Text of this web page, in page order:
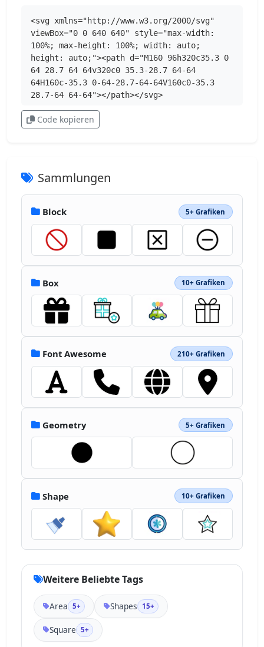
<svg xmlns="http://www.w3.org/2000/svg"
viewBox="0 0 640 640" style="max-width:
100%; max-height: 100%; width: auto;
height: auto;"><path d="M160 96h320c35.3 0
64 28.7 64 64v320c0 35.3-28.7 64-64
64H160c-35.3 0-64-28.7-64-64V160c0-35.3
28.7-64 64-64"></path></svg>
Code kopieren
Sammlungen
Block 5+ Grafiken
Box 10+ Grafiken
Font Awesome 210+ Grafiken
Geometry 5+ Grafiken
Shape 10+ Grafiken
Weitere Beliebte Tags
Area 5+ Shapes 15+
Square 5+